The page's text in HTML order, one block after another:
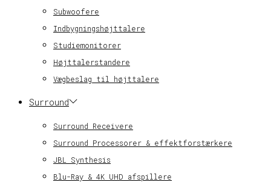
Subwoofere
Indbygningshøjttalere
Studiemonitorer
Højttalerstandere
Vægbeslag til højttalere
Surround
Surround Receivere
Surround Processorer & effektforstærkere
JBL Synthesis
Blu-Ray & 4K UHD afspillere